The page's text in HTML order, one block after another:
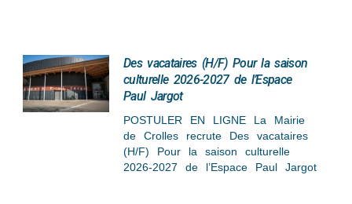
Des vacataires (H/F) Pour la saison
culturelle 2026-2027 de l’Espace
Paul Jargot
POSTULER EN LIGNE La Mairie
de Crolles recrute Des vacataires
(H/F) Pour la saison culturelle
2026-2027 de l’Espace Paul Jargot